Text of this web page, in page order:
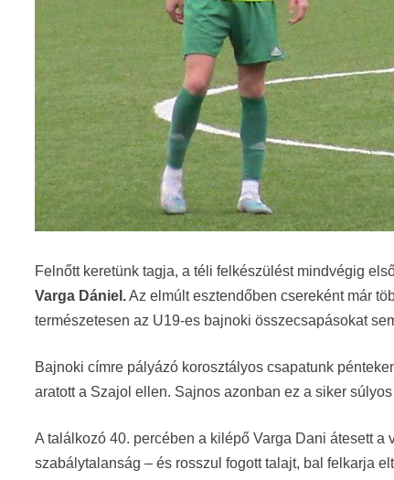
Felnőtt keretünk tagja, a téli felkészülést mindvégig
Varga Dániel.Az elmúlt esztendőben csereként már
természetesen az U19-es bajnoki összecsapásokat
Bajnoki címre pályázó korosztályos csapatunk
aratott a Szajol ellen. Sajnos azonban ez a siker súlyos
A találkozó 40. percében a kilépő Varga Dani átesett
szabálytalanság – és rosszul fogott talajt, bal felkarja